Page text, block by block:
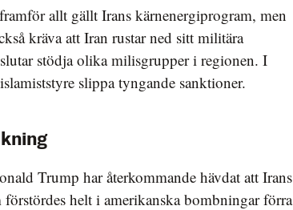
allt gällt Irans kärnenergiprogram, men
kräva att Iran rustar ned sitt militära
stödja olika milisgrupper i regionen. I
slippa tyngande sanktioner.
Trump har återkommande hävdat att Irans
helt i amerikanska bombningar förra